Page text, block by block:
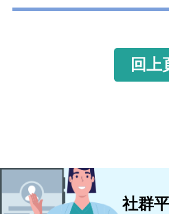
回上
社群